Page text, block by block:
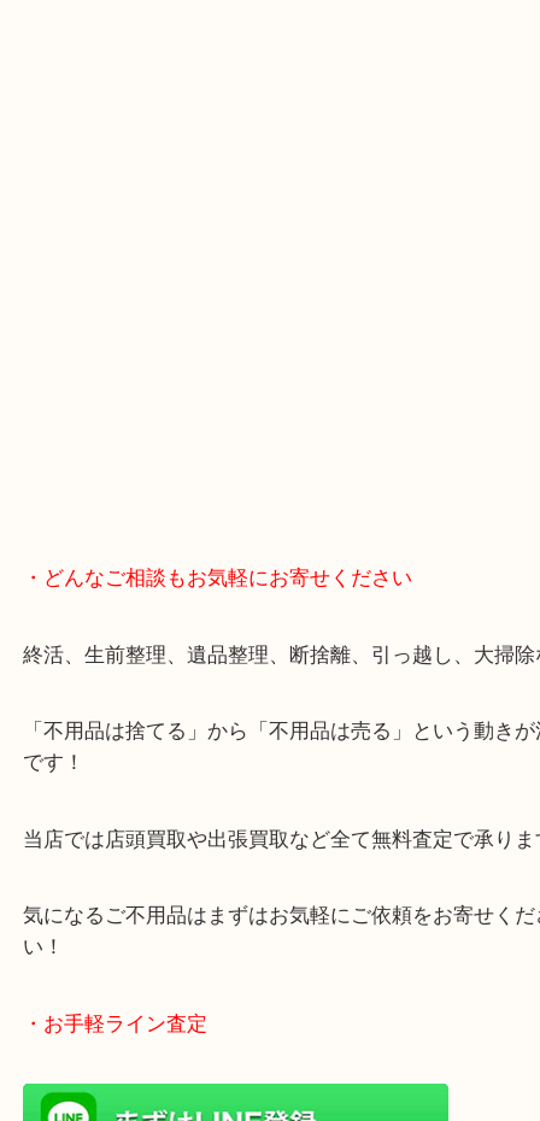
・どんなご相談もお気軽にお寄せください
終活、生前整理、遺品整理、断捨離、引っ越し、大
です！
当店では店頭買取や出張買取など全て無料査定で